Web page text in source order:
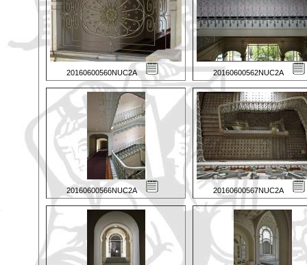
20160600560NUC2A 20160600562NUC2A
20160600566NUC2A 20160600567NUC2A